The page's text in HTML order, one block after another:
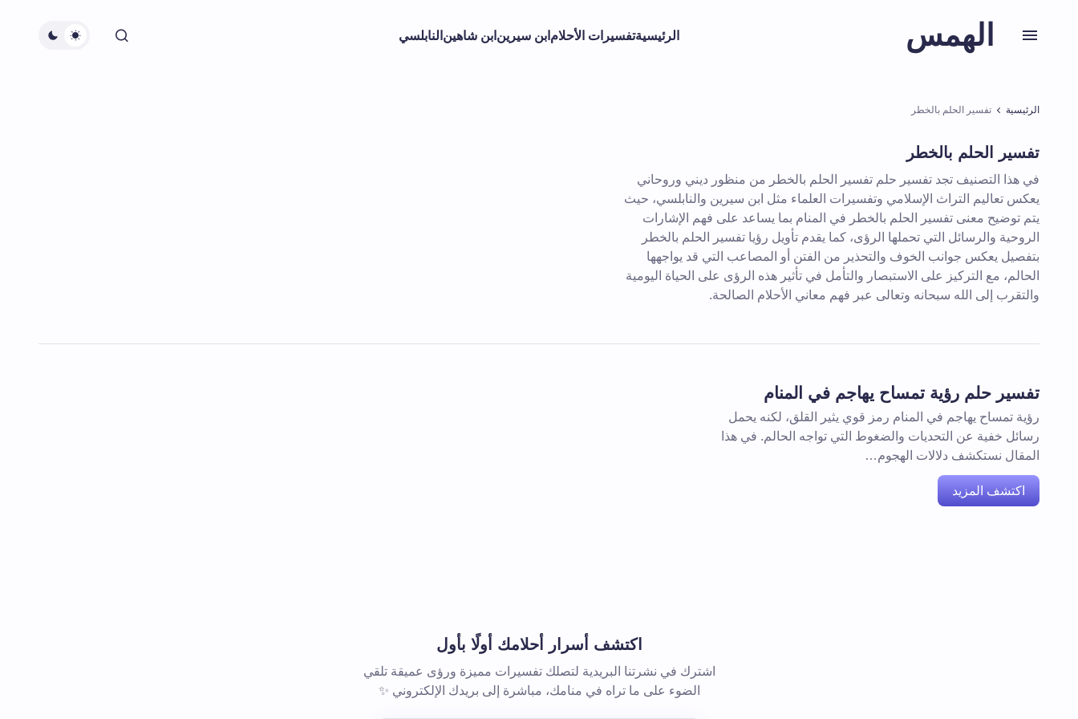
الهمس الرئيسيةتفسيرات الأحلام ابن سيرين ابن شاهين النابلسي
الرئيسية تفسير الحلم بالخطر
تفسير الحلم بالخطر
في هذا التصنيف تجد تفسير حلم تفسير الحلم بالخطر من منظور ديني وروحاني
يعكس تعاليم التراث الإسلامي وتفسيرات العلماء مثل ابن سيرين والنابلسي، حيث
يتم توضيح معنى تفسير الحلم بالخطر في المنام بما يساعد على فهم الإشارات
الروحية والرسائل التي تحملها الرؤى، كما يقدم تأويل رؤيا تفسير الحلم بالخطر
بتفصيل يعكس جوانب الخوف والتحذير من الفتن أو المصاعب التي قد يواجهها
الحالم، مع التركيز على الاستبصار والتأمل في تأثير هذه الرؤى على الحياة اليومية
والتقرب إلى الله سبحانه وتعالى عبر فهم معاني الأحلام الصالحة.
تفسير حلم رؤية تمساح يهاجم في المنام
رؤية تمساح يهاجم في المنام رمز قوي يثير القلق، لكنه يحمل
رسائل خفية عن التحديات والضغوط التي تواجه الحالم. في هذا
المقال نستكشف دلالات الهجوم…
اكتشف المزيد
اكتشف أسرار أحلامك أولًا بأول
اشترك في نشرتنا البريدية لتصلك تفسيرات مميزة ورؤى عميقة تلقي
الضوء على ما تراه في منامك، مباشرة إلى بريدك الإلكتروني ✨